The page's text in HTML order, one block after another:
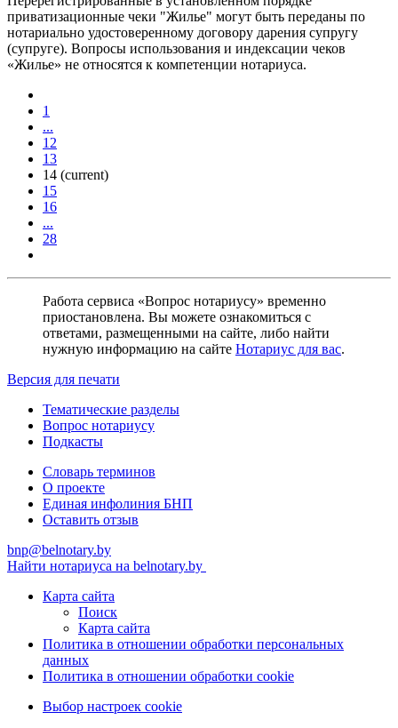
приватизационные чеки "Жилье" могут быть переданы по
нотариально удостоверенному договору дарения супругу
(супруге). Вопросы использования и индексации чеков
«Жилье» не относятся к компетенции нотариуса.
1
...
12
13
14 (current)
15
16
...
28
Работа сервиса «Вопрос нотариусу» временно
приостановлена. Вы можете ознакомиться с
ответами, размещенными на сайте, либо найти
нужную информацию на сайте Нотариус для вас.
Версия для печати
Тематические разделы
Вопрос нотариусу
Подкасты
Словарь терминов
О проекте
Единая инфолиния БНП
Оставить отзыв
bnp@belnotary.by
Найти нотариуса на belnotary.by
Карта сайта
Поиск
Карта сайта
Политика в отношении обработки персональных
данных
Политика в отношении обработки cookie
Выбор настроек cookie